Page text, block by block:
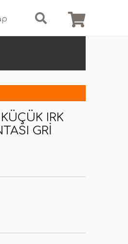
IRK
GRI